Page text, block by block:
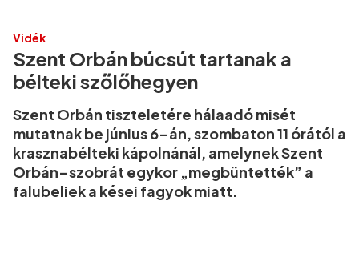
Vidék
Szent Orbán búcsút tartanak a
bélteki szőlőhegyen
Szent Orbán tiszteletére hálaadó misét
mutatnak be június 6–án, szombaton 11 órától a
krasznabélteki kápolnánál, amelynek Szent
Orbán–szobrát egykor „megbüntették” a
falubeliek a kései fagyok miatt.